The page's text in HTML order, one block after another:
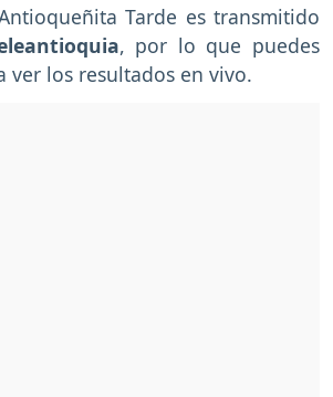
Tarde es transmitido
, por lo que puedes
ver los resultados en vivo.